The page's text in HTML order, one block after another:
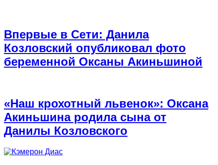
Впервые в Сети: Данила
Козловский опубликовал фото
беременной Оксаны Акиньшиной
«Наш крохотный львенок»: Оксана
Акиньшина родила сына от
Данилы Козловского